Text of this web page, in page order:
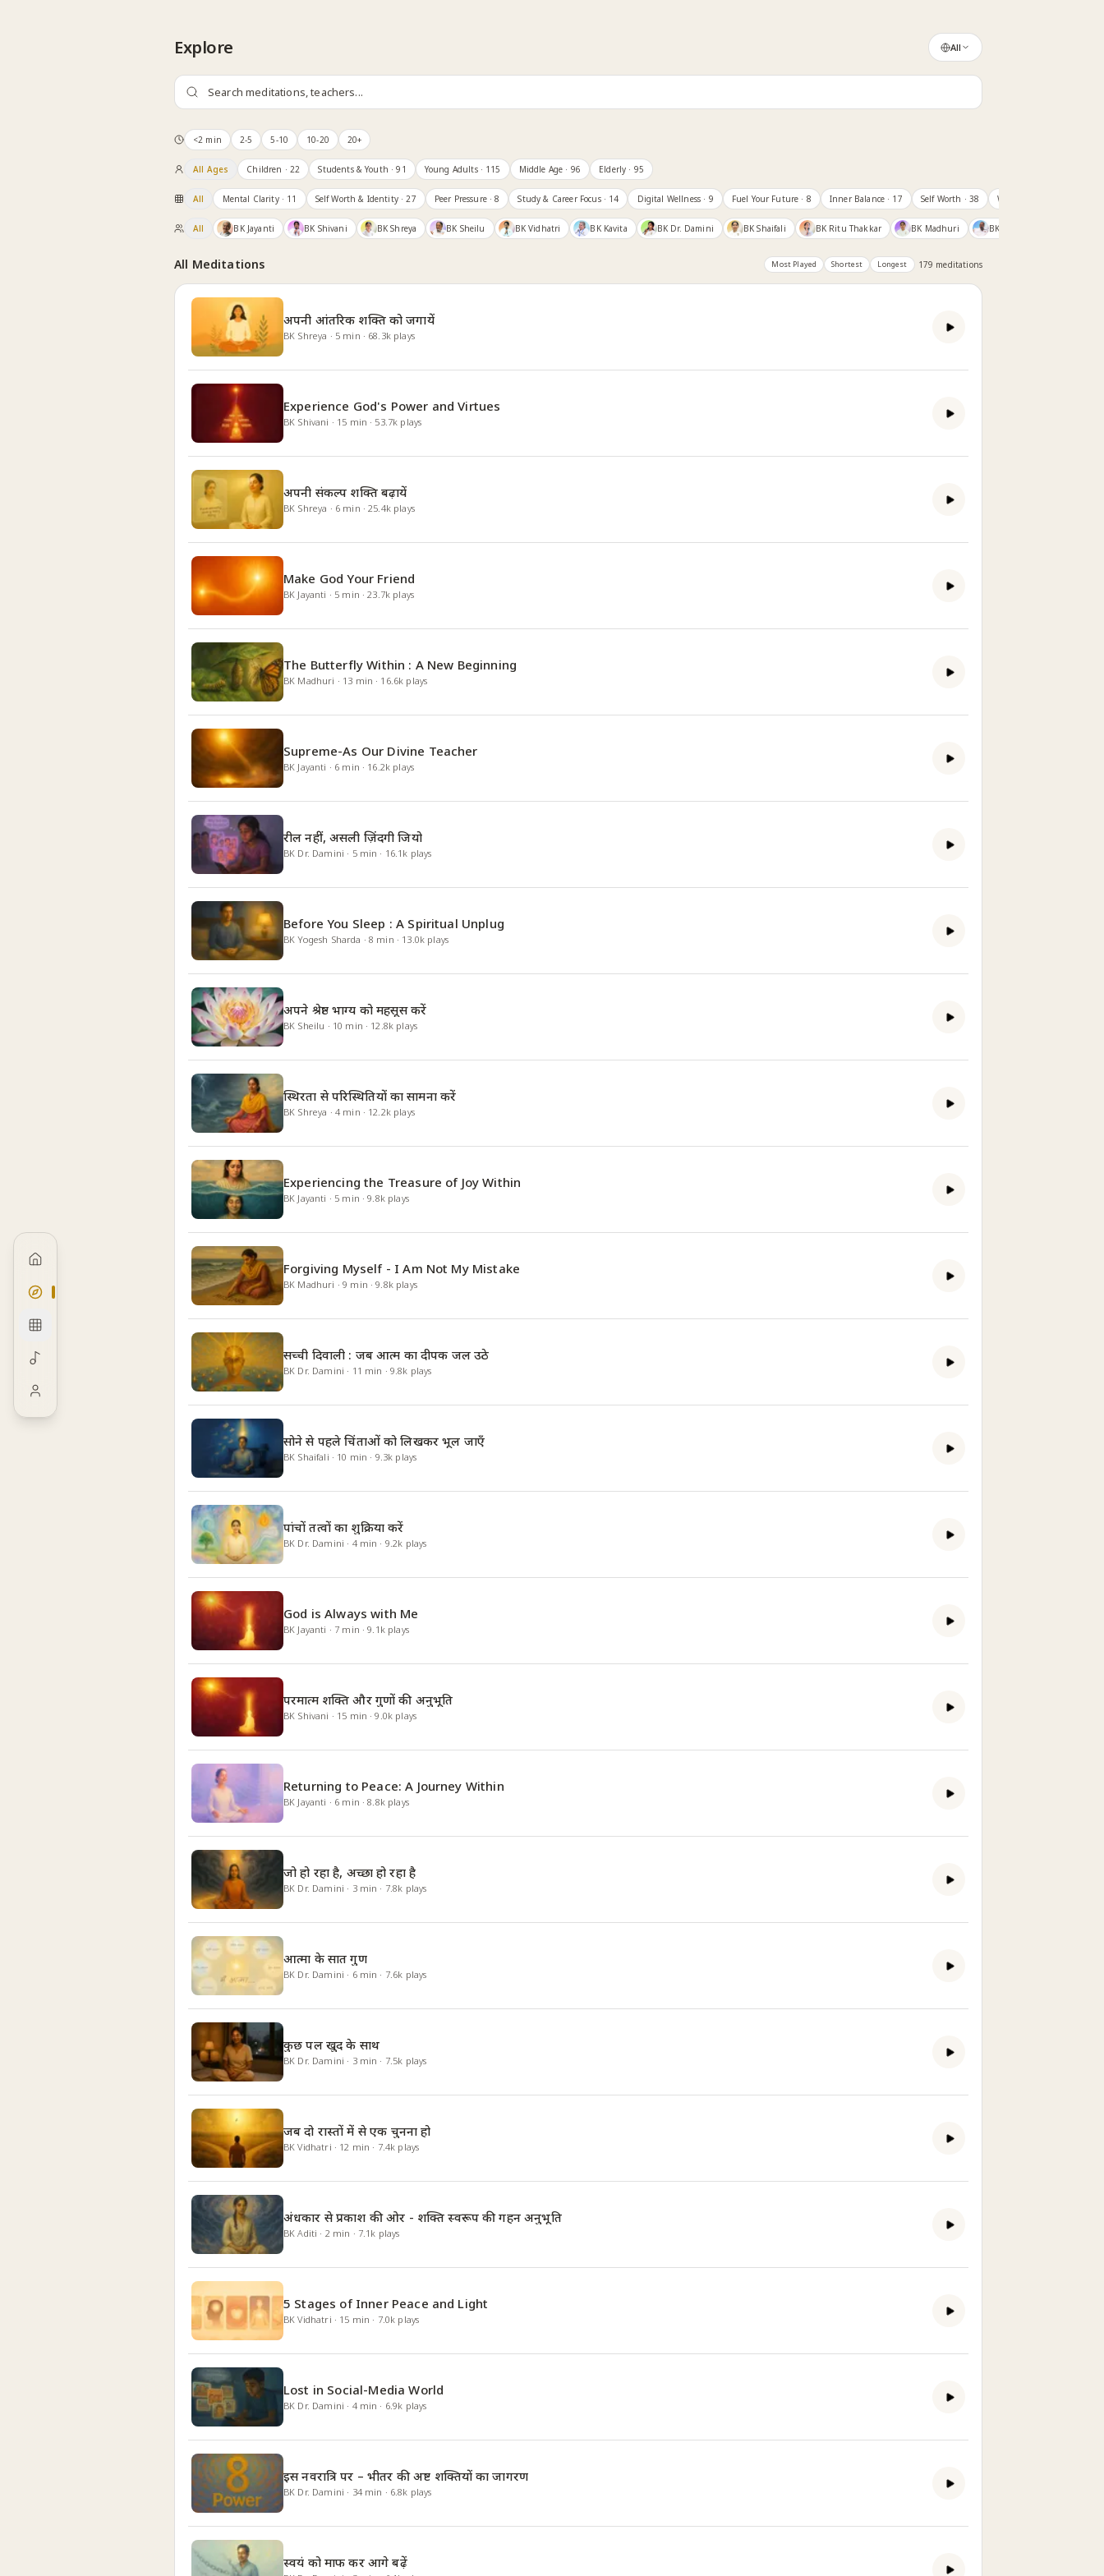
Explore All
<2 min 2-5 5-10 10-20 20+
All Ages Children · 22 Students & Youth · 91 Young Adults· 115 Middle Age · 96 Elderly · 95
All Mental Clarity· 11 Self Worth & Identity· 27 Peer Pressure· 8 Study & Career Focus· 14 Digital Wellness · 9 Fuel Your Future · 8 Inner Balance· 17 Self Worth · 38 Work & Pressure
All BK Jayanti BK Shivani BK Shreya BK Sheilu BK Vidhatri BK Kavita BK Dr. Damini BK Shaifali BK Ritu Thakkar BK Madhuri BK EV Girish
All Meditations Most Played Shortest Longest 179 meditations
अपनी आंतरिक शक्ति को जगायें
BK Shreya · 5 min · 68.3kplays
Experience God's Power and Virtues
BK Shivani · 15 min · 53.7k plays
अपनी संकल्प शक्ति बढ़ायें
BK Shreya · 6 min ·25.4kplays
Make God Your Friend
BK Jayanti · 5 min ·23.7k plays
The Butterfly Within : A New Beginning
BK Madhuri · 13 min · 16.6k plays
Supreme-As Our Divine Teacher
BK Jayanti · 6 min · 16.2k plays
रील नहीं, असली ज़िंदगी जियो
BK Dr. Damini · 5min · 16.1k plays
Before You Sleep : A Spiritual Unplug
BK Yogesh Sharda ·8 min · 13.0k plays
अपने श्रेष्ठ भाग्य को महसूस करें
BK Sheilu · 10 min · 12.8k plays
स्थिरता से परिस्थितियों का सामना करें
BK Shreya · 4 min · 12.2kplays
Experiencing the Treasure of Joy Within
BK Jayanti · 5 min ·9.8kplays
Forgiving Myself - I Am Not My Mistake
BK Madhuri ·9 min ·9.8kplays
सच्ची दिवाली : जब आत्म का दीपक जल उठे
BK Dr. Damini · 11 min · 9.8k plays
सोने से पहले चिंताओं को लिखकर भूल जाएँ
BK Shaifali · 10 min · 9.3k plays
पांचों तत्वों का शुक्रिया करें
BK Dr. Damini · 4min · 9.2k plays
God is Always with Me
BK Jayanti · 7 min ·9.1kplays
परमात्म शक्ति और गुणों की अनुभूति
BK Shivani · 15 min ·9.0k plays
Returning to Peace: A Journey Within
BK Jayanti · 6 min ·8.8kplays
जो हो रहा है, अच्छा हो रहा है
BK Dr. Damini · 3min · 7.8k plays
आत्मा के सात गुण
BK Dr. Damini · 6min · 7.6k plays
कुछ पल खुद के साथ
BK Dr. Damini · 3min · 7.5k plays
जब दो रास्तों में से एक चुनना हो
BK Vidhatri · 12 min · 7.4k plays
अंधकार से प्रकाश की ओर - शक्ति स्वरूप की गहन अनुभूति
BK Aditi · 2 min · 7.1k plays
5 Stages of Inner Peace and Light
BK Vidhatri · 15 min · 7.0k plays
Lost in Social-Media World
BK Dr. Damini · 4min · 6.9k plays
इस नवरात्रि पर – भीतर की अष्ट शक्तियों का जागरण
BK Dr. Damini · 34min · 6.8k plays
स्वयं को माफ कर आगे बढ़ें